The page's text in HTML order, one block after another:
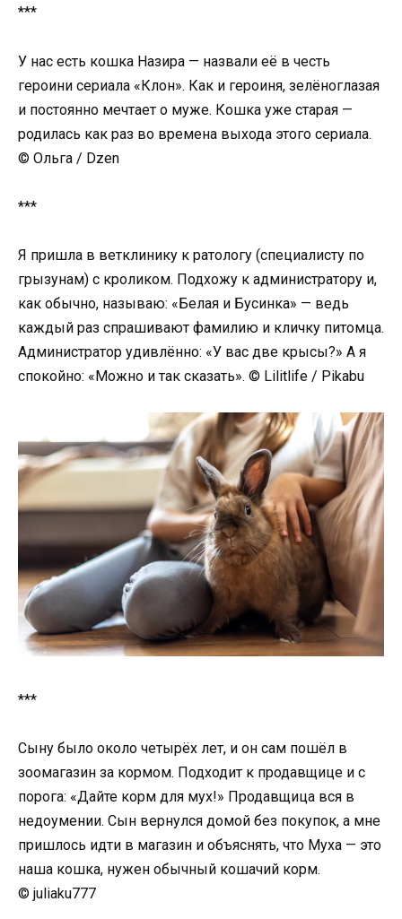
***
У нас есть кошка Назира — назвали её в честь
героини сериала «Клон». Как и героиня, зелёноглазая
и постоянно мечтает о муже. Кошка уже старая —
родилась как раз во времена выхода этого сериала.
© Ольга / Dzen
***
Я пришла в ветклинику к ратологу (специалисту по
грызунам) с кроликом. Подхожу к администратору и,
как обычно, называю: «Белая и Бусинка» — ведь
каждый раз спрашивают фамилию и кличку питомца.
Администратор удивлённо: «У вас две крысы?» А я
спокойно: «Можно и так сказать». © Lilitlife / Pikabu
***
Сыну было около четырёх лет, и он сам пошёл в
зоомагазин за кормом. Подходит к продавщице и с
порога: «Дайте корм для мух!» Продавщица вся в
недоумении. Сын вернулся домой без покупок, а мне
пришлось идти в магазин и объяснять, что Муха — это
наша кошка, нужен обычный кошачий корм.
© juliaku777